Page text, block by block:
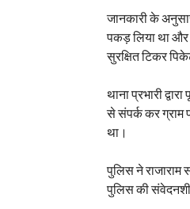
जानकारी के
पकड़ लिया था और
सुरक्षित टिकर
थाना प्रभारी
से संपर्क कर ग्राम
था।
पुलिस ने
पुलिस की